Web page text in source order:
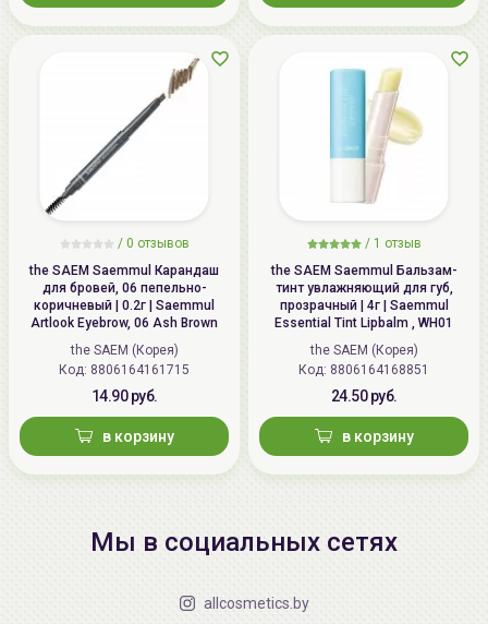
/ 0 отзывов
the SAEM Saemmul Карандаш
для бровей, 06 пепельнo-
коричневый | 0.2г | Saemmul
Artlook Eyebrow, 06 Ash Brown
the SAEM (Корея)
Код: 8806164161715
14.90 руб.
в корзину
/ 1 отзыв
the SAEM Saemmul Бальзам-
тинт увлажняющий для губ,
прозрачный | 4г | Saemmul
Essential Tint Lipbalm , WH01
the SAEM (Корея)
Код: 8806164168851
24.50 руб.
в корзину
Мы в социальных сетях
allcosmetics.by